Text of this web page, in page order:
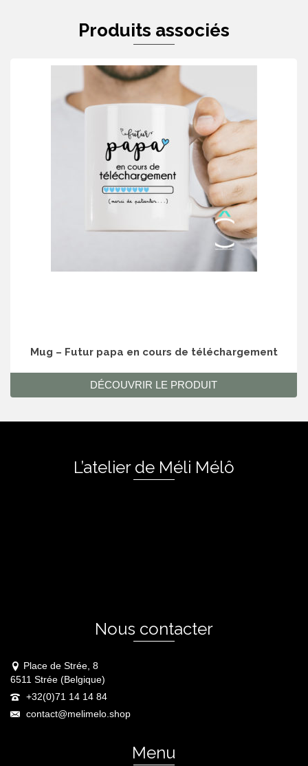
Produits associés
Mug – Futur papa en cours de téléchargement
DÉCOUVRIR LE PRODUIT
L’atelier de Méli Mélô
Nous contacter
Place de Strée, 8
6511 Strée (Belgique)
+32(0)71 14 14 84
contact@melimelo.shop
Menu